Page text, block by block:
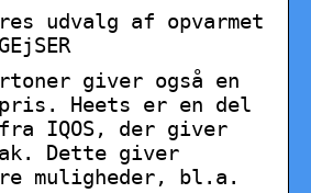
udvalg af opvarmet
giver også en
Heets er en del
IQOS, der giver
Dette giver
muligheder, bl.a.